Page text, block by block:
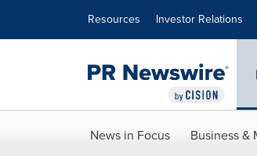
Resources Investor Relations
News in Focus Business &